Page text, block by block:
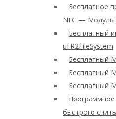
Бесплатное
NFC — Модуль
Бесплатный
uFR2FileSystem
Бесплатный
Бесплатный
Бесплатный
Программное
быстрого